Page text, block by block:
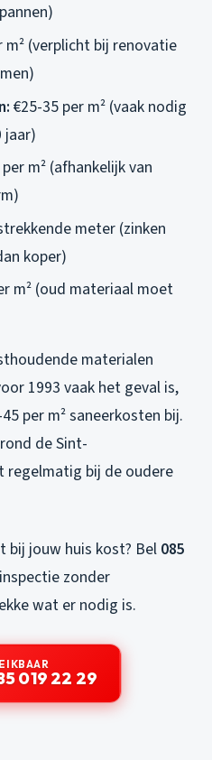
m² (verplicht bij renovatie
€25-35 per m² (vaak nodig
jaar)
m² (afhankelijk van
meter (zinken
koper)
m² (oud materiaal moet
materialen
1993 vaak het geval is,
per m² saneerkosten bij.
de Sint-
regelmatig bij de oudere
jouw huis kost? Bel085
zonder
wat er nodig is.
019 22 29